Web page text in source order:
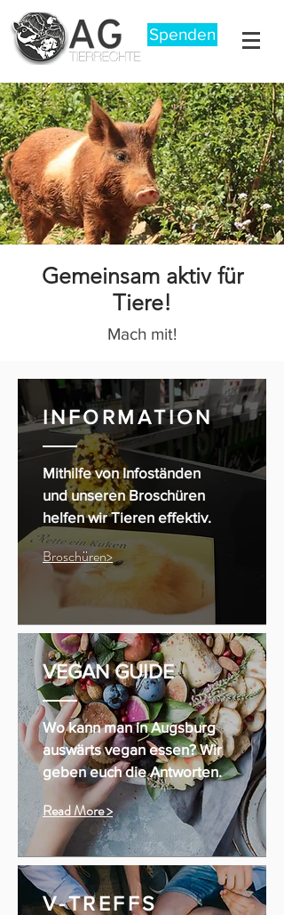
Spenden
Gemeinsam aktiv für
Tiere!
Mach mit!
INFORMATION
Mithilfe von Infoständen
und unseren Broschüren
helfen wir Tieren effektiv.
Broschüren>
VEGAN GUIDE
Wo kann man in Augsburg
auswärts vegan essen? Wir
geben euch die Antworten.
Read More >
V-TREFFS